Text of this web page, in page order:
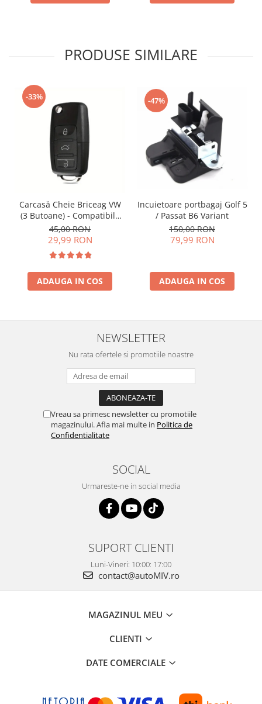
PRODUSE SIMILARE
-33%
Carcasă Cheie Briceag VW
(3 Butoane) - Compatibilă
Golf 5, Jetta, Touran etc
45,00 RON
29,99 RON
ADAUGA IN COS
-47%
Incuietoare portbagaj Golf 5
/ Passat B6 Variant
150,00 RON
79,99 RON
ADAUGA IN COS
NEWSLETTER
Nu rata ofertele si promotiile noastre
Vreau sa primesc newsletter cu promotiile
magazinului. Afla mai multe in Politica de
Confidentialitate
SOCIAL
Urmareste-ne in social media
SUPORT CLIENTI
Luni-Vineri: 10:00: 17:00
contact@autoMIV.ro
MAGAZINUL MEU
CLIENTI
DATE COMERCIALE